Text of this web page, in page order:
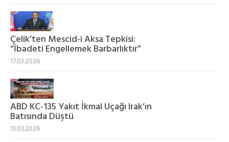
Çelik’ten Mescid-i Aksa Tepkisi:
“İbadeti Engellemek Barbarlıktır”
17.03.2026
ABD KC-135 Yakıt İkmal Uçağı Irak’ın
Batısında Düştü
13.03.2026